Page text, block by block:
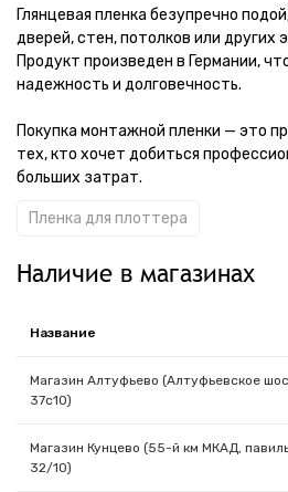
Глянцевая пленка безупречно
дверей, стен, потолков или других
Продукт произведен в Германии,
надежность и долговечность.
Покупка монтажной пленки — это
тех, кто хочет добиться
больших затрат.
Пленка для плоттера
Наличие в магазинах
Название
Магазин Алтуфьево (Алтуфьевское
37с10)
Магазин Кунцево (55-й км МКАД,
32/10)